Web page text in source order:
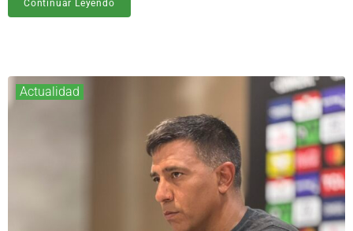
Continuar Leyendo
Actualidad